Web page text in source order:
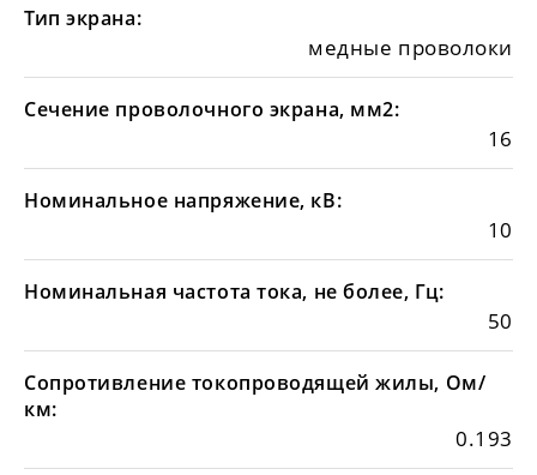
Тип экрана:
медные проволоки
Сечение проволочного экрана, мм2:
16
Номинальное напряжение, кВ:
10
Номинальная частота тока, не более, Гц:
50
Сопротивление токопроводящей жилы, Ом/
км:
0.193